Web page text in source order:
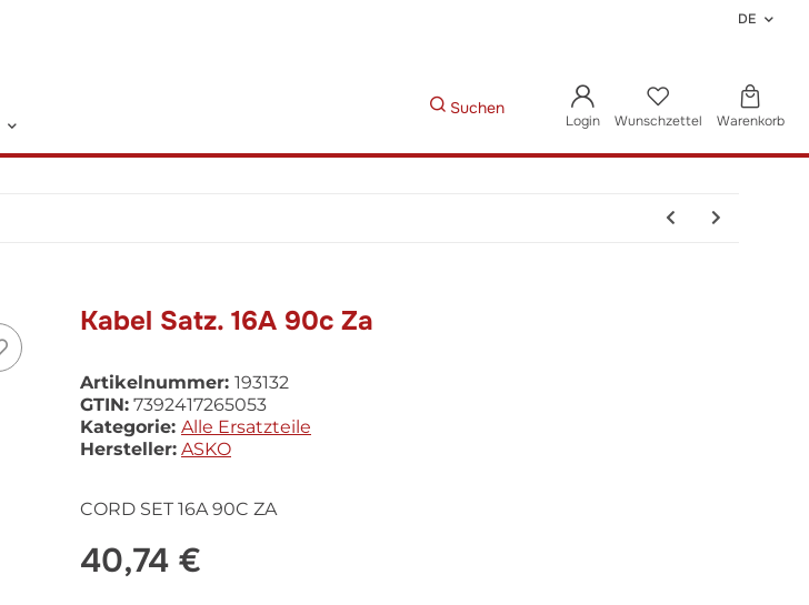
DE
Suchen
Login Wunschzettel Warenkorb
Kabel Satz. 16A 90c Za
Artikelnummer: 193132
GTIN: 7392417265053
Kategorie: Alle Ersatzteile
Hersteller: ASKO
CORD SET 16A 90C ZA
40,74 €